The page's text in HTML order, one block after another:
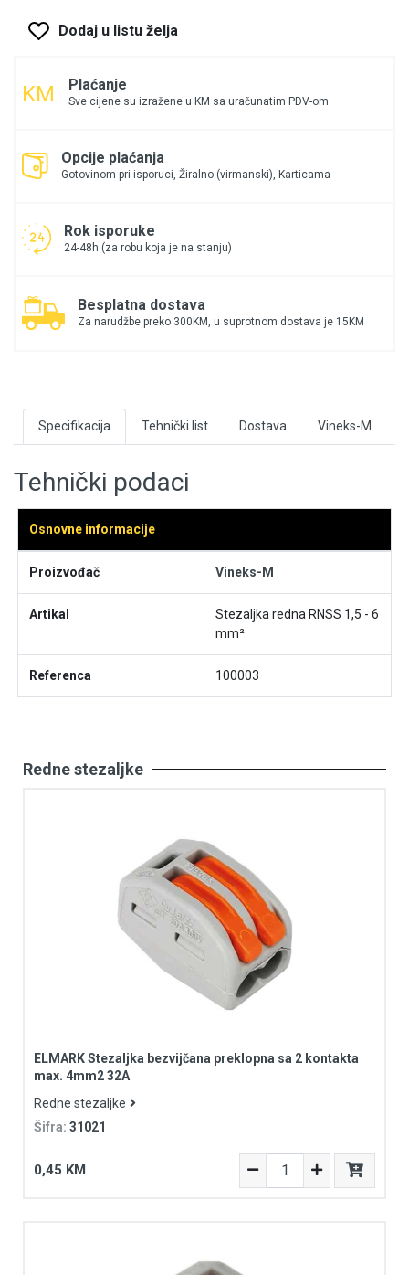
Dodaj u listu želja
Plaćanje
Sve cijene su izražene u KM sa uračunatim PDV-om.
Opcije plaćanja
Gotovinom pri isporuci, Žiralno (virmanski), Karticama
Rok isporuke
24-48h (za robu koja je na stanju)
Besplatna dostava
Za narudžbe preko 300KM, u suprotnom dostava je 15KM
Specifikacija Tehnički list Dostava Vineks-M
Tehnički podaci
Osnovne informacije
Proizvođač Vineks-M
Artikal
Stezaljka redna RNSS 1,5 - 6
mm²
Referenca 100003
Redne stezaljke
ELMARK Stezaljka bezvijčana preklopna sa 2 kontakta
max. 4mm2 32A
Redne stezaljke
Šifra: 31021
0,45 KM